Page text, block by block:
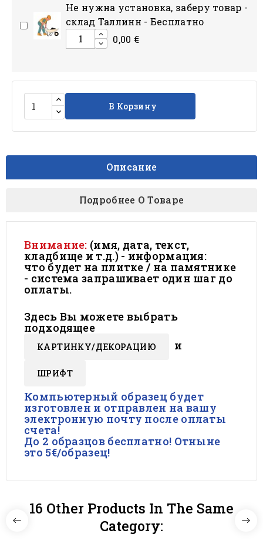
Hе нужна установка, заберу товар -
склад Таллинн - Бесплатно
0,00 €
В Корзину
Описание
Подробнее О Товаре
Внимание: (имя, дата, текст,
кладбище и т.д.) - информация:
что будет на плитке / на памятнике
- система запрашивает один шаг до
оплаты.
Здесь Вы можете выбрать
подходящее
КАРТИНКY/ДЕКОРАЦИЮ и
ШРИФТ
Компьютерный образец будет
изготовлен и отправлен на вашу
электронную почту после оплаты
счета!
До 2 образцов бесплатно! Отныне
это 5€/образец!
16 Other Products In The Same
Category: